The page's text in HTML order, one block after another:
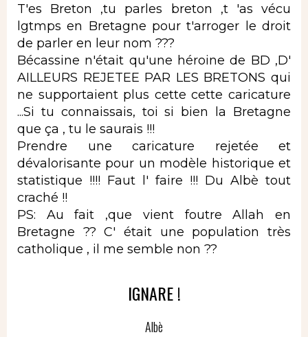
T'es Breton ,tu parles breton ,t 'as vécu
lgtmps en Bretagne pour t'arroger le droit
de parler en leur nom ???
Bécassine n'était qu'une héroine de BD ,D'
AILLEURS REJETEE PAR LES BRETONS qui
ne supportaient plus cette cette caricature
...Si tu connaissais, toi si bien la Bretagne
que ça , tu le saurais !!!
Prendre une caricature rejetée et
dévalorisante pour un modèle historique et
statistique !!!! Faut l' faire !!! Du Albè tout
craché !!
PS: Au fait ,que vient foutre Allah en
Bretagne ?? C' était une population très
catholique , il me semble non ??
IGNARE !
Albè